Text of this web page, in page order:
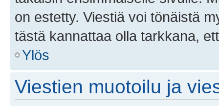
on estetty. Viestiä voi tönäistä
tästä kannattaa olla tarkkana,
Ylös
Viestien muotoilu ja